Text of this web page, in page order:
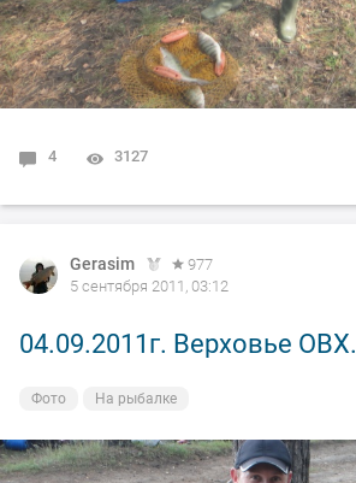
4 3127
Gerasim
977
5 сентября 2011, 03:12
04.09.2011г. Верховье ОВХ.
Фото На рыбалке